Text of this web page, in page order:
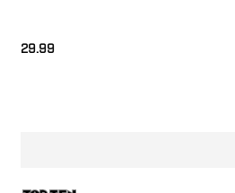
29.99